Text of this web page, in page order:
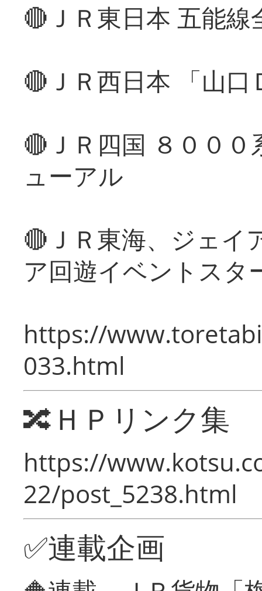
🔴ＪＲ東日本 五能
🔴ＪＲ西日本 「山
🔴ＪＲ四国 ８００
ューアル
🔴ＪＲ東海、ジェイ
ア回遊イベントスタ
https://
033.html
🔀ＨＰリンク集
https://
22/post_5238.html
✅連載企画